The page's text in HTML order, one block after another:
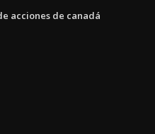
acciones de canadá